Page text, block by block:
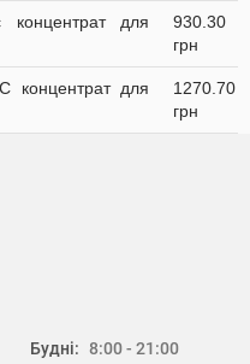
концентрат для
930.30
грн
концентрат для
1270.70
грн
Будні: 8:00 - 21:00